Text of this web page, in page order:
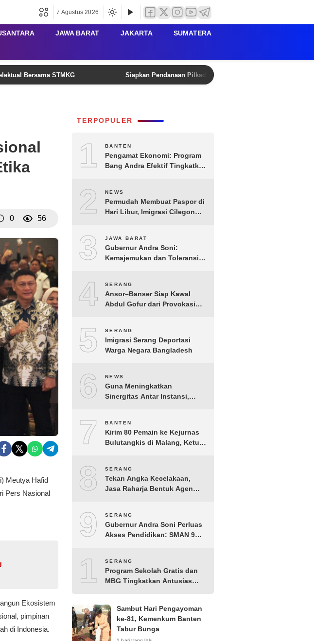
7 Agustus 2026
JAWA BARAT JAKARTA SUMATERA
Bersama STMKG Siapkan Pendanaan Pilkada Lebak 2029, Kanwil Kemenkum
0 56
Meutya Hafid
Pers Nasional
Ekosistem
pimpinan
di Indonesia.
TERPOPULER
1 BANTEN
Pengamat Ekonomi: Program
Bang Andra Efektif Tingkatkan
2 NEWS
Permudah Membuat Paspor di
Hari Libur, Imigrasi Cilegon
3 JAWA BARAT
Gubernur Andra Soni:
Kemajemukan dan Toleransi
4 SERANG
Ansor–Banser Siap Kawal
Abdul Gofur dari Provokasi
5 SERANG
Imigrasi Serang Deportasi
Warga Negara Bangladesh
6 NEWS
Guna Meningkatkan
Sinergitas Antar Instansi,
Cukai Khusus Kepri
7 BANTEN
Kirim 80 Pemain ke Kejurnas
Bulutangkis di Malang, Ketua
Hasil Terbaik
8 SERANG
Tekan Angka Kecelakaan,
Jasa Raharja Bentuk Agen
Taktakan
9 SERANG
Gubernur Andra Soni Perluas
Akses Pendidikan: SMAN 9
10SERANG
Program Sekolah Gratis dan
MBG Tingkatkan Antusias
Sambut Hari Pengayoman
ke-81, Kemenkum Banten
Tabur Bunga